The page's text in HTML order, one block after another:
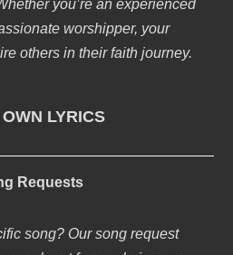
you’re an experienced
worshipper, your
others in their faith journey.
LYRICS
Requests
song? Our song request